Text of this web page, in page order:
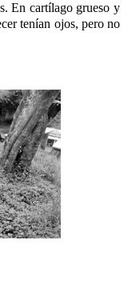
En cartílago grueso y
tenían ojos, pero no